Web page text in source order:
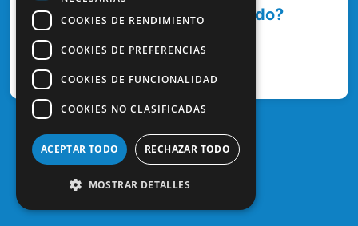
¿Aún no te has registrado?
¿Cómo registrarse?
COOKIES DE RENDIMIENTO
COOKIES DE PREFERENCIAS
COOKIES DE FUNCIONALIDAD
COOKIES NO CLASIFICADAS
ACEPTAR TODO RECHAZAR TODO
MOSTRAR DETALLES